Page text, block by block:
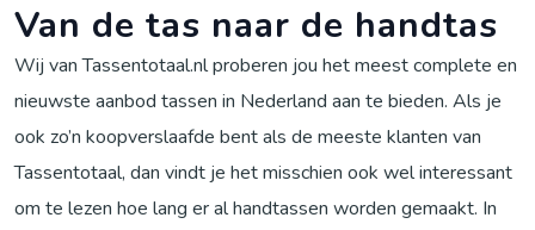
Van de tas naar de handtas
Wij van Tassentotaal.nl proberen jou het meest complete en
nieuwste aanbod tassen in Nederland aan te bieden. Als je
ook zo’n koopverslaafde bent als de meeste klanten van
Tassentotaal, dan vindt je het misschien ook wel interessant
om te lezen hoe lang er al handtassen worden gemaakt. In